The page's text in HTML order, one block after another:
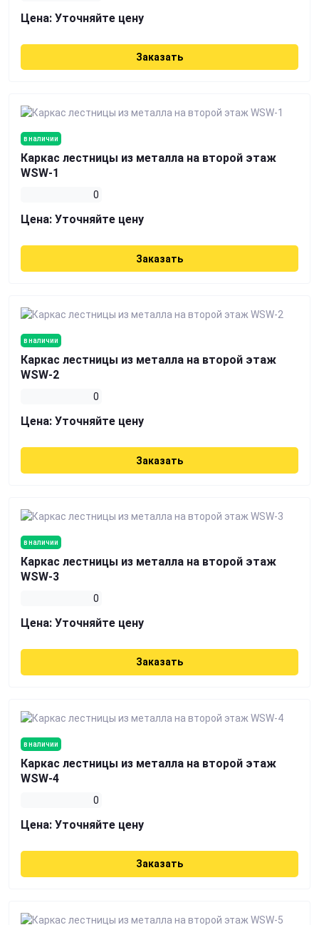
Цена: Уточняйте цену
Заказать
в наличии
Каркас лестницы из металла на второй этаж
WSW-1
0
Цена: Уточняйте цену
Заказать
в наличии
Каркас лестницы из металла на второй этаж
WSW-2
0
Цена: Уточняйте цену
Заказать
в наличии
Каркас лестницы из металла на второй этаж
WSW-3
0
Цена: Уточняйте цену
Заказать
в наличии
Каркас лестницы из металла на второй этаж
WSW-4
0
Цена: Уточняйте цену
Заказать